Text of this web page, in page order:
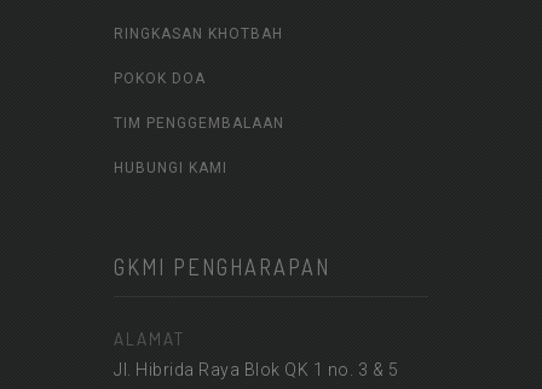
RINGKASAN KHOTBAH
POKOK DOA
TIM PENGGEMBALAAN
HUBUNGI KAMI
GKMI PENGHARAPAN
ALAMAT
Jl. Hibrida Raya Blok QK 1 no. 3 & 5